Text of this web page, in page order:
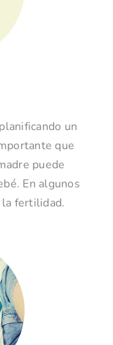
un
que
puede
En algunos
la fertilidad.